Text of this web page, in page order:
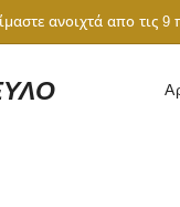
ανοιχτά απο τις 9